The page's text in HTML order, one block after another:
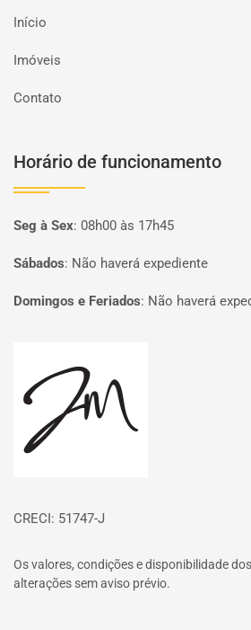
Início
Imóveis
Contato
Horário de funcionamento
Seg à Sex: 08h00 às 17h45
Sábados: Não haverá expediente
Domingos e Feriados: Não haverá
CRECI: 51747-J
Os valores, condições e disponibilidade
alterações sem aviso prévio.